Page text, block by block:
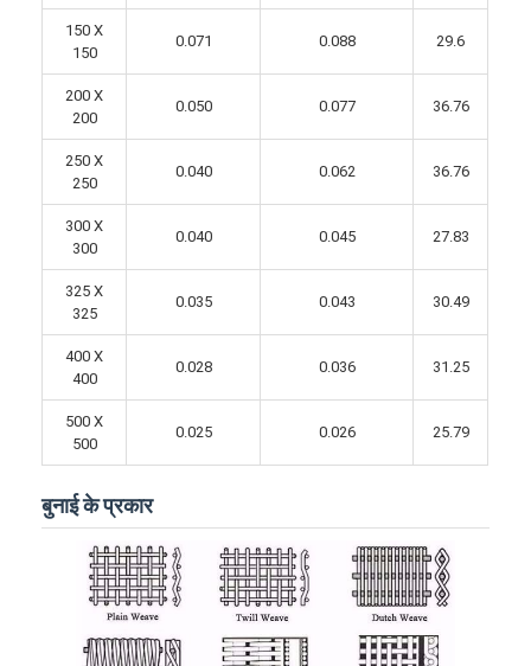
150 X
150
0.071 0.088 29.6
200 X
200
0.050 0.077 36.76
250 X
250
0.040 0.062 36.76
300 X
300
0.040 0.045 27.83
325 X
325
0.035 0.043 30.49
400 X
400
0.028 0.036 31.25
500 X
500
0.025 0.026 25.79
बुनाई के प्रकार